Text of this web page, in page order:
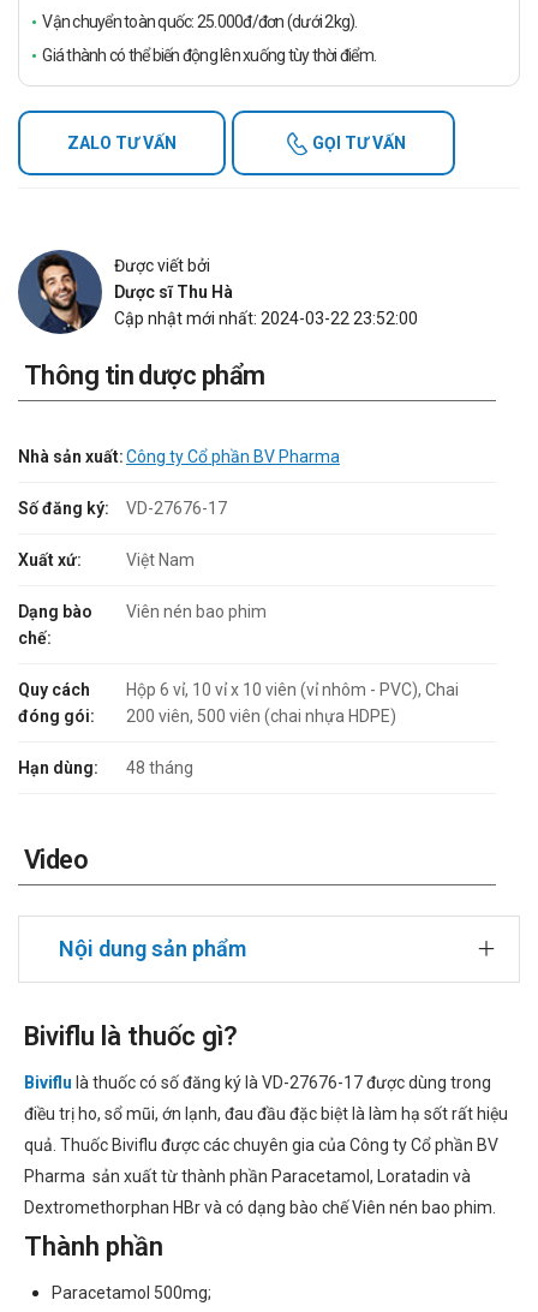
Vận chuyển toàn quốc: 25.000đ/đơn (dưới 2kg).
Giá thành có thể biến động lên xuống tùy thời điểm.
ZALO TƯ VẤN GỌI TƯ VẤN
Được viết bởi
Dược sĩ Thu Hà
Cập nhật mới nhất: 2024-03-22 23:52:00
Thông tin dược phẩm
Nhà sản xuất:Công ty Cổ phần BV Pharma
Số đăng ký: VD-27676-17
Xuất xứ: Việt Nam
Dạng bào
chế:
Viên nén bao phim
Quy cách
đóng gói:
Hộp 6 vỉ, 10 vỉ x 10 viên (vỉ nhôm - PVC), Chai
200 viên, 500 viên (chai nhựa HDPE)
Hạn dùng: 48 tháng
Video
Nội dung sản phẩm
Biviflu là thuốc gì?
Biviflu là thuốc có số đăng ký là VD-27676-17 được dùng trong
điều trị ho, sổ mũi, ớn lạnh, đau đầu đặc biệt là làm hạ sốt rất hiệu
quả. Thuốc Biviflu được các chuyên gia của Công ty Cổ phần BV
Pharma sản xuất từ thành phần Paracetamol, Loratadin và
Dextromethorphan HBr và có dạng bào chế Viên nén bao phim.
Thành phần
Paracetamol 500mg;